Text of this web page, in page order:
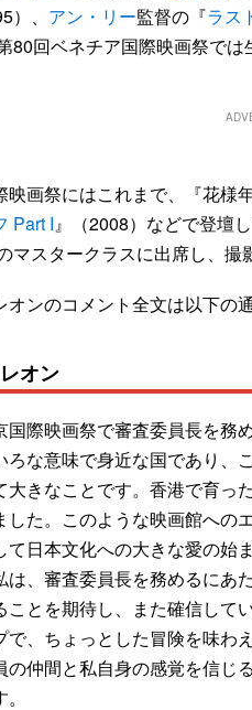
）、 アン・リー監督の『ラス
80回ベネチア国際映画祭では
画祭にはこれまで、『花様
Part I 』（2008）などで登壇
マスタークラスに出席し、
オンのコメント全文は以下の通
オン
国際映画祭で審査委員長を務
ろな意味で身近な国であり、
大きなことです。香港で育っ
した。このような映画館への
て日本文化への大きな愛の始
は、審査委員長を務めるにあ
ことを期待し、また確信して
で、ちょっとした冒険を味わ
の仲間と私自身の感覚を信じ